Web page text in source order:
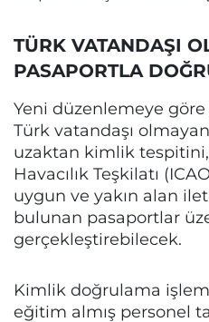
TÜRK VATANDAŞI
PASAPORTLA
Yeni düzenlemeye
Türk vatandaşı
uzaktan kimlik tespitini,
Havacılık Teşkilatı
uygun ve yakın alan
bulunan pasaportlar
gerçekleştirebilecek.
Kimlik doğrulama
eğitim almış personel